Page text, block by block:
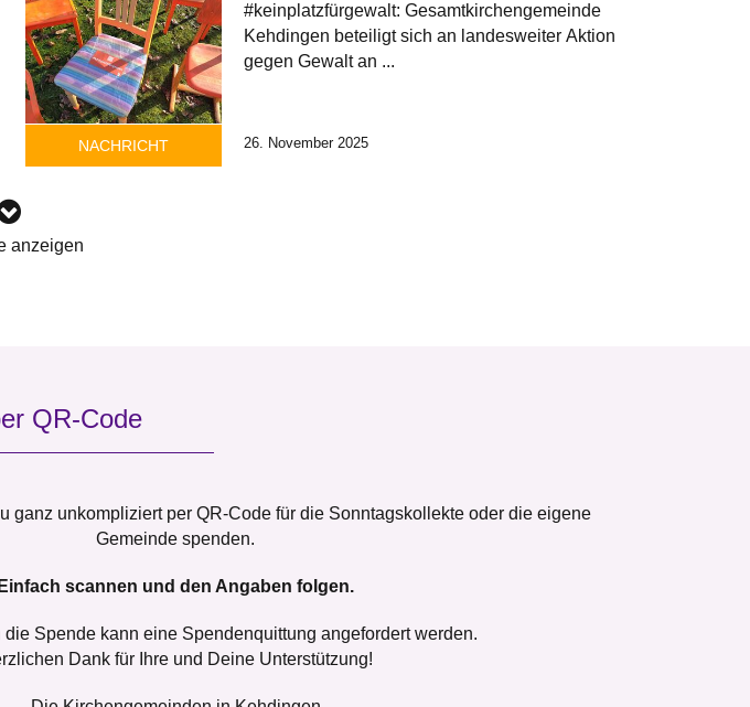
#keinplatzfürgewalt: Gesamtkirchengemeinde
Kehdingen beteiligt sich an landesweiter Aktion
gegen Gewalt an ...
NACHRICHT 26. November 2025
anzeigen
QR-Code
ganz unkompliziert per QR-Code für die Sonntagskollekte oder die eigene
Gemeinde spenden.
Einfach scannen und den Angaben folgen.
die Spende kann eine Spendenquittung angefordert werden.
Dank für Ihre und Deine Unterstützung!